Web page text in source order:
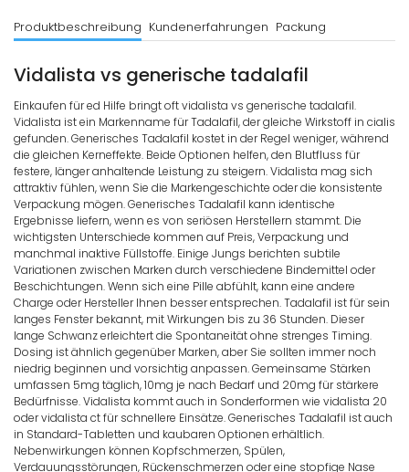
Produktbeschreibung Kundenerfahrungen Packung
Vidalista vs generische tadalafil
Einkaufen für ed Hilfe bringt oft vidalista vs generische tadalafil.
Vidalista ist ein Markenname für Tadalafil, der gleiche Wirkstoff in cialis
gefunden. Generisches Tadalafil kostet in der Regel weniger, während
die gleichen Kerneffekte. Beide Optionen helfen, den Blutfluss für
festere, länger anhaltende Leistung zu steigern. Vidalista mag sich
attraktiv fühlen, wenn Sie die Markengeschichte oder die konsistente
Verpackung mögen. Generisches Tadalafil kann identische
Ergebnisse liefern, wenn es von seriösen Herstellern stammt. Die
wichtigsten Unterschiede kommen auf Preis, Verpackung und
manchmal inaktive Füllstoffe. Einige Jungs berichten subtile
Variationen zwischen Marken durch verschiedene Bindemittel oder
Beschichtungen. Wenn sich eine Pille abfühlt, kann eine andere
Charge oder Hersteller Ihnen besser entsprechen. Tadalafil ist für sein
langes Fenster bekannt, mit Wirkungen bis zu 36 Stunden. Dieser
lange Schwanz erleichtert die Spontaneität ohne strenges Timing.
Dosing ist ähnlich gegenüber Marken, aber Sie sollten immer noch
niedrig beginnen und vorsichtig anpassen. Gemeinsame Stärken
umfassen 5mg täglich, 10mg je nach Bedarf und 20mg für stärkere
Bedürfnisse. Vidalista kommt auch in Sonderformen wie vidalista 20
oder vidalista ct für schnellere Einsätze. Generisches Tadalafil ist auch
in Standard-Tabletten und kaubaren Optionen erhältlich.
Nebenwirkungen können Kopfschmerzen, Spülen,
Verdauungsstörungen, Rückenschmerzen oder eine stopfige Nase